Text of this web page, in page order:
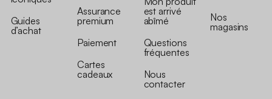
Guides
d’achat
Assurance
premium
Paiement
Cartes
cadeaux
est arrivé
abîmé
Questions
fréquentes
Nous
contacter
Nos
magasins